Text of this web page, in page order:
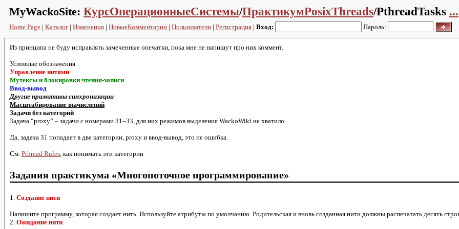
MyWackoSite: КурсОперационныеСистемы/ПрактикумPosixThreads/PthreadTasks ...
Home Page | Каталог | Изменения | НовыеКомментарии | Пользователи | Регистрация | Вход: Пароль:
Из принципа не буду исправлять замеченные опечатки, пока мне не напишут про них коммент.
Условные обозначения
Управление нитями
Мутексы и блокировки чтения-записи
Ввод-вывод
Другие примитивы синхронизации
Масштабирование вычислений
Задачи без категорий
Задача “proxy” – задачи с номерами 31–33, для них режимов выделения WackoWiki не хватило
Да, задача 31 попадает в две категории, proxy и ввод-вывод, это не ошибка.
См. Pthread Rules, как понимать эти категории
Задания практикума «Многопоточное программирование»
1. Создание нити
Напишите программу, которая создает нить. Используйте атрибуты по умолчанию. Родительская и вновь созданная нити должны распечатать десять
2. Ожидание нити